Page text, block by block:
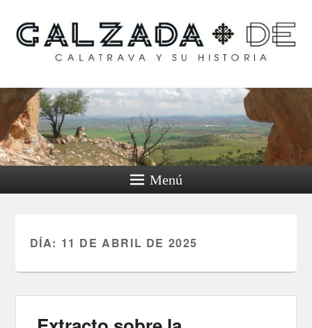
Calzada de Calatrava y
su historia
Menú
DÍA: 11 DE ABRIL DE 2025